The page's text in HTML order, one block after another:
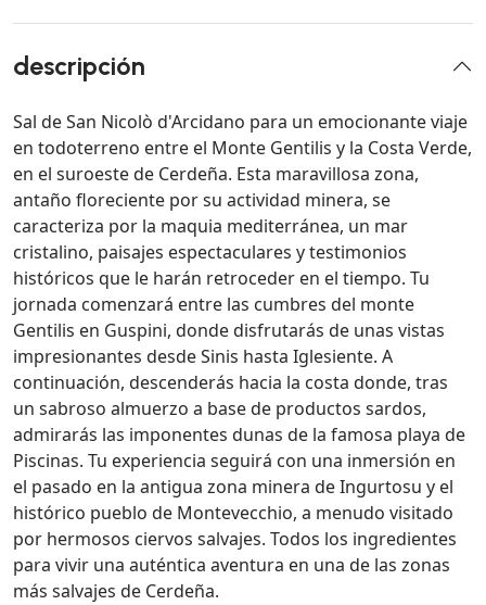
descripción
Sal de San Nicolò d'Arcidano para un emocionante viaje
en todoterreno entre el Monte Gentilis y la Costa Verde,
en el suroeste de Cerdeña. Esta maravillosa zona,
antaño floreciente por su actividad minera, se
caracteriza por la maquia mediterránea, un mar
cristalino, paisajes espectaculares y testimonios
históricos que le harán retroceder en el tiempo. Tu
jornada comenzará entre las cumbres del monte
Gentilis en Guspini, donde disfrutarás de unas vistas
impresionantes desde Sinis hasta Iglesiente. A
continuación, descenderás hacia la costa donde, tras
un sabroso almuerzo a base de productos sardos,
admirarás las imponentes dunas de la famosa playa de
Piscinas. Tu experiencia seguirá con una inmersión en
el pasado en la antigua zona minera de Ingurtosu y el
histórico pueblo de Montevecchio, a menudo visitado
por hermosos ciervos salvajes. Todos los ingredientes
para vivir una auténtica aventura en una de las zonas
más salvajes de Cerdeña.